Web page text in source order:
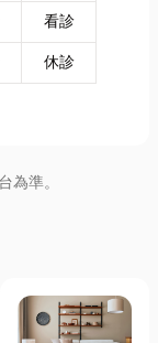
看診
休診
為準。